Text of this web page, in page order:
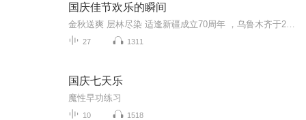
国庆佳节欢乐的瞬间
27 1311
国庆七天乐
魔性早功练习
10 1518